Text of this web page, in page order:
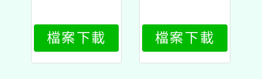
檔案下載 檔案下載